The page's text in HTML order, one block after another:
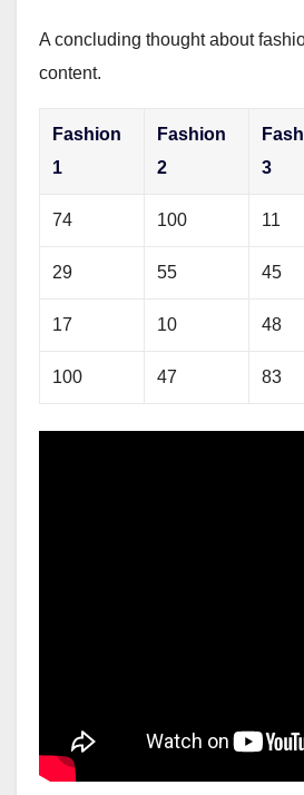
A concluding thought about
content.
Fashion
1
Fashion
2
3
74 100 11
29 55 45
17 10 48
100 47 83